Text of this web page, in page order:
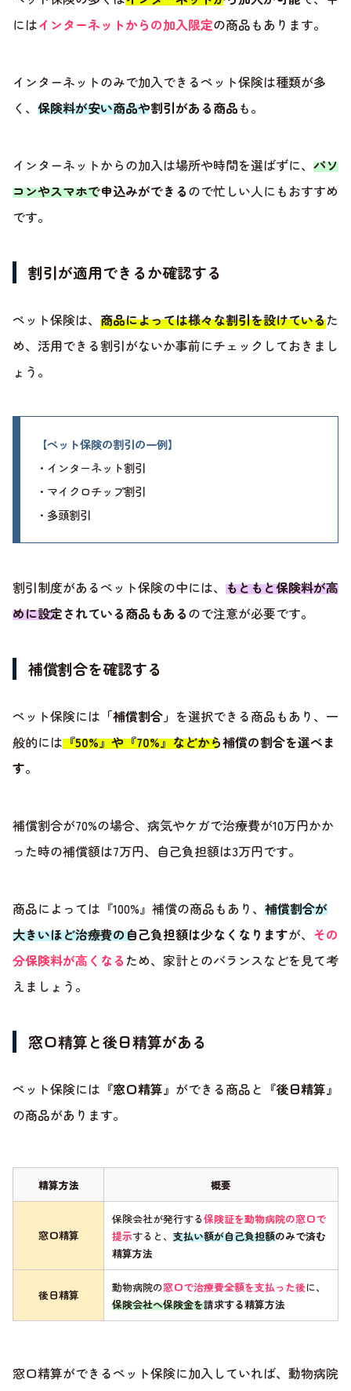
にはインターネットからの加入限定の商品もあります。
インターネットのみで加入できるペット保険は種類が多
く、 保険料が安い商品や割引がある商品も。
インターネットからの加入は場所や時間を選ばずに、 パソ
コンやスマホで申込みができるので忙しい人にもおすすめ
です。
割引が適用できるか確認する
ペット保険は、 商品によっては様々な割引を設けているた
め、活用できる割引がないか事前にチェックしておきまし
ょう。
【ペット保険の割引の一例】
・インターネット割引
・マイクロチップ割引
・多頭割引
割引制度があるペット保険の中には、 もともと保険料が高
めに設定されている商品もあるので注意が必要です。
補償割合を確認する
ペット保険には 「補償割合」 を選択できる商品もあり、一
般的には『50%』や『70%』などから補償の割合を選べま
す。
補償割合が70%の場合、病気やケガで治療費が10万円かか
った時の補償額は7万円、自己負担額は3万円です。
商品によっては『100%』補償の商品もあり、 補償割合が
大きいほど治療費の自己負担額は少なくなりますが、 その
分保険料が高くなる ため、家計とのバランスなどを見て考
えましょう。
窓口精算と後日精算がある
ペット保険には 『窓口精算』 ができる商品と 『後日精算』
の商品があります。
精算方法 概要
窓口精算
保険会社が発行する保険証を動物病院の窓口で
提示すると、 支払い額が自己負担額のみで済む
精算方法
後日精算
動物病院の窓口で治療費全額を支払った後に、
保険会社へ保険金を請求する精算方法
窓口精算ができるペット保険に加入していれば、動物病院